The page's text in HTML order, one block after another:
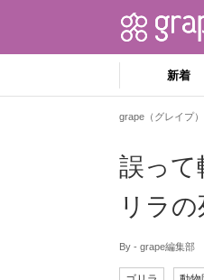
新着
grape（グレイプ）
誤っ
リラ
By - grape編集部